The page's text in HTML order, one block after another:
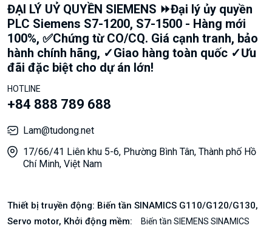
ĐẠI LÝ UỶ QUYỀN SIEMENS ⏩Đại lý ủy quyền
PLC Siemens S7-1200, S7-1500 - Hàng mới
100%, ✅Chứng từ CO/CQ. Giá cạnh tranh, bảo
hành chính hãng, ✓Giao hàng toàn quốc ✓Ưu
đãi đặc biệt cho dự án lớn!
HOTLINE
+84 888 789 688
Lam@tudong.net
17/66/41 Liên khu 5-6, Phường Bình Tân, Thành phố Hồ
Chí Minh, Việt Nam
Thiết bị truyền động: Biến tần SINAMICS G110/G120/G130,
Servo motor, Khởi động mềm:
Biến tần SIEMENS SINAMICS